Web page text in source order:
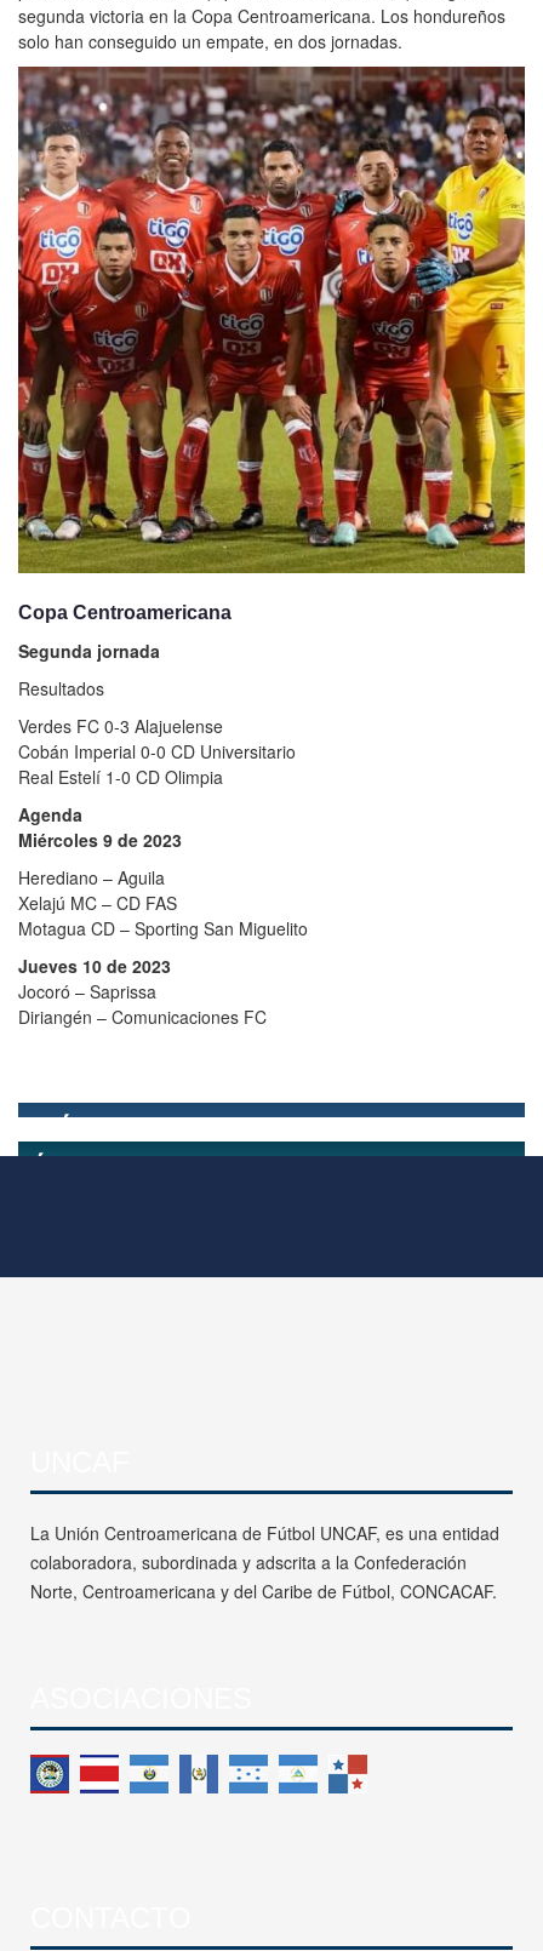
segunda victoria en la Copa Centroamericana. Los hondureños
solo han conseguido un empate, en dos jornadas.
Copa Centroamericana
Segunda jornada
Resultados
Verdes FC 0-3 Alajuelense
Cobán Imperial 0-0 CD Universitario
Real Estelí 1-0 CD Olimpia
Agenda
Miércoles 9 de 2023
Herediano – Aguila
Xelajú MC – CD FAS
Motagua CD – Sporting San Miguelito
Jueves 10 de 2023
Jocoró – Saprissa
Diriangén – Comunicaciones FC
La Unión Centroamericana de Fútbol UNCAF, es una entidad
colaboradora, subordinada y adscrita a la Confederación
Norte, Centroamericana y del Caribe de Fútbol, CONCACAF.